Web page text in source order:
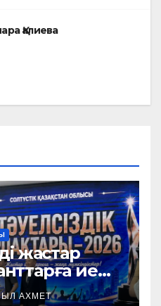
Қалиева
жастар
ие
АХМЕТ